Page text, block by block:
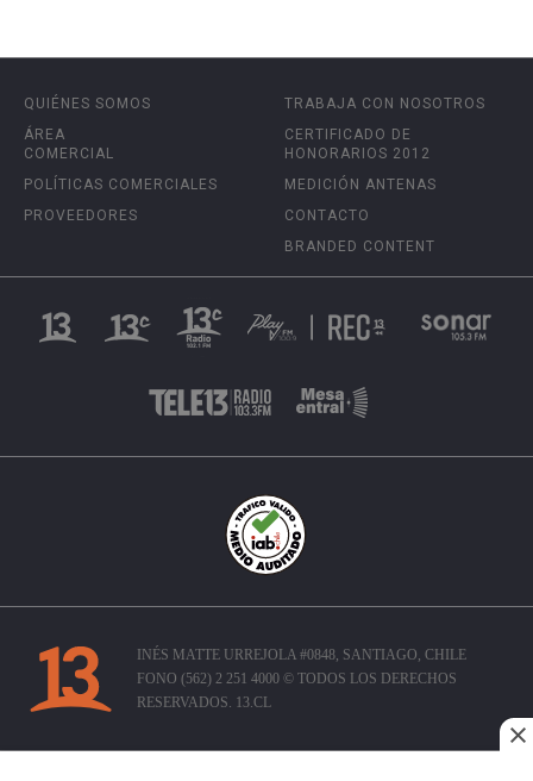
QUIÉNES SOMOS
ÁREA
COMERCIAL
POLÍTICAS COMERCIALES
PROVEEDORES
TRABAJA CON NOSOTROS
CERTIFICADO DE
HONORARIOS 2012
MEDICIÓN ANTENAS
CONTACTO
BRANDED CONTENT
INÉS MATTE URREJOLA #0848, SANTIAGO, CHILE
FONO (562) 2 251 4000 © TODOS LOS DERECHOS
RESERVADOS. 13.CL